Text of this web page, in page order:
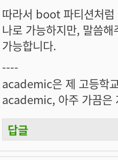
따라서 boot 파티션처럼
나로 가능하지만, 말씀
가능합니다.
----
academic은 제 고등학
academic, 아주 가끔은
답글